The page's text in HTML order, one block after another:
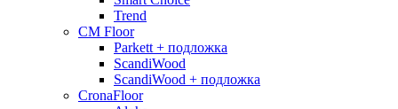
Trend
CM Floor
Parkett + подложка
ScandiWood
ScandiWood + подложка
CronaFloor